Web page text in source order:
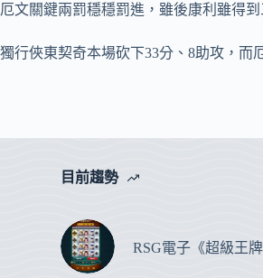
厄文關鍵兩罰穩穩罰進，雖後康利雖得
獨行俠東契奇本場砍下33分、8助攻，而
目前趨勢
RSG電子《超級王牌